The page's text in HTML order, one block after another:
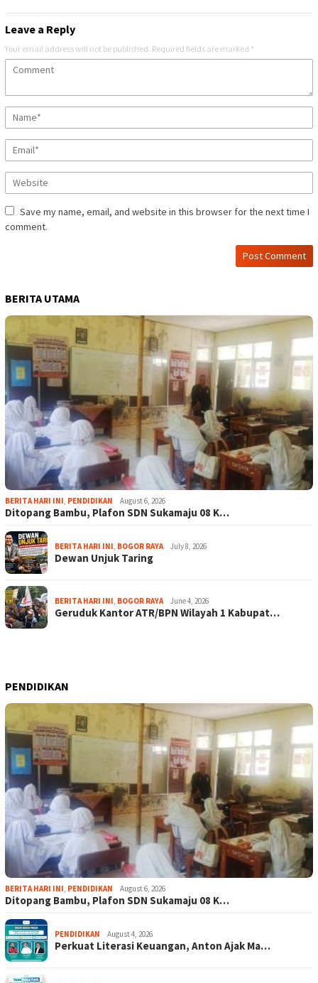
Leave a Reply
Your email address will not be published. Required fields are marked *
Save my name, email, and website in this browser for the next time I
comment.
BERITA UTAMA
BERITA HARI INI, PENDIDIKAN August 6, 2026
Ditopang Bambu, Plafon SDN Sukamaju 08 K…
BERITA HARI INI, BOGOR RAYA July 8, 2026
Dewan Unjuk Taring
BERITA HARI INI, BOGOR RAYA June 4, 2026
Geruduk Kantor ATR/BPN Wilayah 1 Kabupat…
PENDIDIKAN
BERITA HARI INI, PENDIDIKAN August 6, 2026
Ditopang Bambu, Plafon SDN Sukamaju 08 K…
PENDIDIKAN August 4, 2026
Perkuat Literasi Keuangan, Anton Ajak Ma…